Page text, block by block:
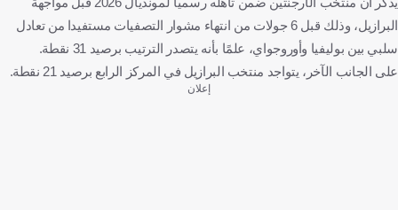
البرازيل، وذلك قبل 6 جولات من انتهاء مشوار التصفيات مستفيدا من تعادل
سلبي بين بوليفيا وأوروجواي، علمًا بأنه يتصدر الترتيب برصيد 31 نقطة.
على الجانب الآخر، يتواجد منتخب البرازيل في المركز الرابع برصيد 21 نقطة.
إعلان